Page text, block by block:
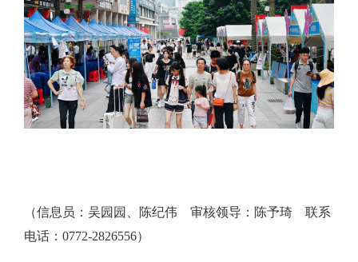
（信息员：吴园园、陈纪伟 审核领导：陈予琦 联系
电话：0772-2826556）